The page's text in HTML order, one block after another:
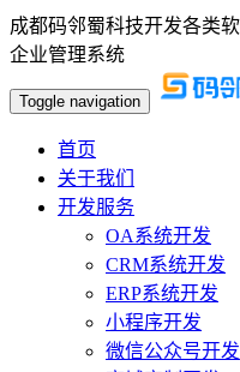
成都码邻蜀科技开发各类
企业管理系统
Toggle navigation
首页
关于我们
开发服务
OA系统开发
CRM系统开发
ERP系统开发
小程序开发
微信公众号开发